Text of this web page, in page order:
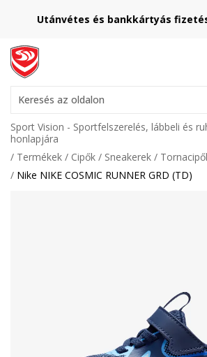
Lépj velünk
online@sport-
Keresés az oldalon
Sport Vision - Sportfelszerelés, lábbeli és
honlapjára
Termékek
Cipők Sneakerek
Nike NIKE COSMIC RUNNER GRD (TD)